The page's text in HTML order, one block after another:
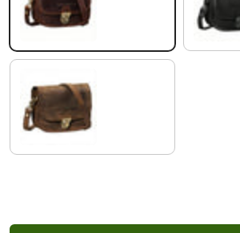
kara - cognac negro
marrón - medio